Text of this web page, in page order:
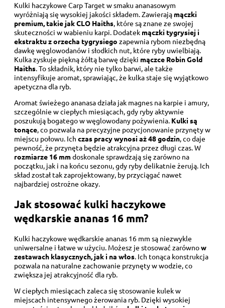
Kulki haczykowe Carp Target w smaku ananasowym
wyróżniają się wysokiej jakości składem. Zawierają mączki
premium, takie jak CLO Haiths, które są znane ze swojej
skuteczności w wabieniu karpi. Dodatek mączki tygrysiej i
ekstraktu z orzecha tygrysiego zapewnia rybom niezbędną
dawkę węglowodanów i słodkich nut, które ryby uwielbiają.
Kulka zyskuje piękną żółtą barwę dzięki mączce Robin Gold
Haiths. To składnik, który nie tylko barwi, ale także
intensyfikuje aromat, sprawiając, że kulka staje się wyjątkowo
apetyczna dla ryb.
Aromat świeżego ananasa działa jak magnes na karpie i amury,
szczególnie w ciepłych miesiącach, gdy ryby aktywnie
poszukują bogatego w węglowodany pożywienia. Kulki są
tonące, co pozwala na precyzyjne pozycjonowanie przynęty w
miejscu połowu. Ich czas pracy wynosi aż 48 godzin, co daje
pewność, że przynęta będzie atrakcyjna przez długi czas. W
rozmiarze 16 mmdoskonale sprawdzają się zarówno na
początku, jak i na końcu sezonu, gdy ryby delikatnie żerują. Ich
skład został tak zaprojektowany, by przyciągać nawet
najbardziej ostrożne okazy.
Jak stosować kulki haczykowe
wędkarskie ananas 16 mm?
Kulki haczykowe wędkarskie ananas 16 mm są niezwykle
uniwersalne i łatwe w użyciu. Możesz je stosować zarównow
zestawach klasycznych, jak i na włos. Ich tonąca konstrukcja
pozwala na naturalne zachowanie przynęty w wodzie, co
zwiększa jej atrakcyjność dla ryb.
W ciepłych miesiącach zaleca się stosowanie kulek w
miejscach intensywnego żerowania ryb. Dzięki wysokiej